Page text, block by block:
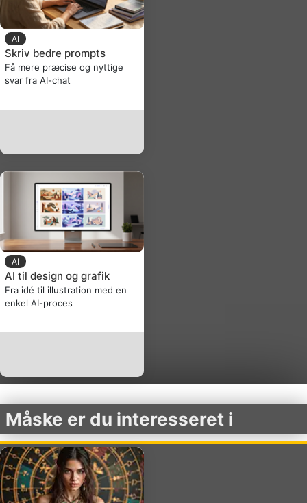
AI
Skriv bedre prompts
Få mere præcise og nyttige
svar fra AI-chat
AI
AI til design og grafik
Fra idé til illustration med en
enkel AI-proces
Måske er du interesseret i